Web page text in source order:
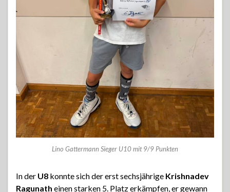
Lino Gattermann Sieger U10 mit 9/9 Punkten
In der U8 konnte sich der erst sechsjährige Krishnadev
Ragunath einen starken 5. Platz erkämpfen, er gewann